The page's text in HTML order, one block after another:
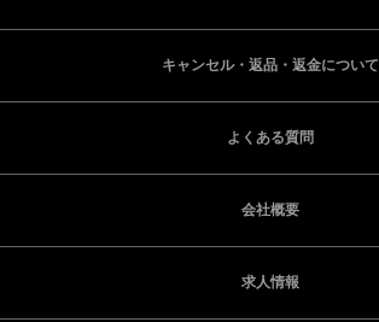
キャンセル・返品・返金について
よくある質問
会社概要
求人情報